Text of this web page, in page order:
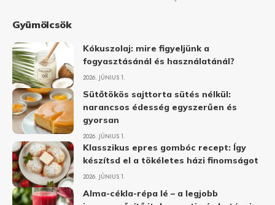
Gyümölcsök
Kókuszolaj: mire figyeljünk a
fogyasztásánál és használatánál?
2026. JÚNIUS 1.
Sütőtökös sajttorta sütés nélkül:
narancsos édesség egyszerűen és
gyorsan
2026. JÚNIUS 1.
Klasszikus epres gombóc recept: Így
készítsd el a tökéletes házi finomságot
2026. JÚNIUS 1.
Alma-cékla-répa lé – a legjobb